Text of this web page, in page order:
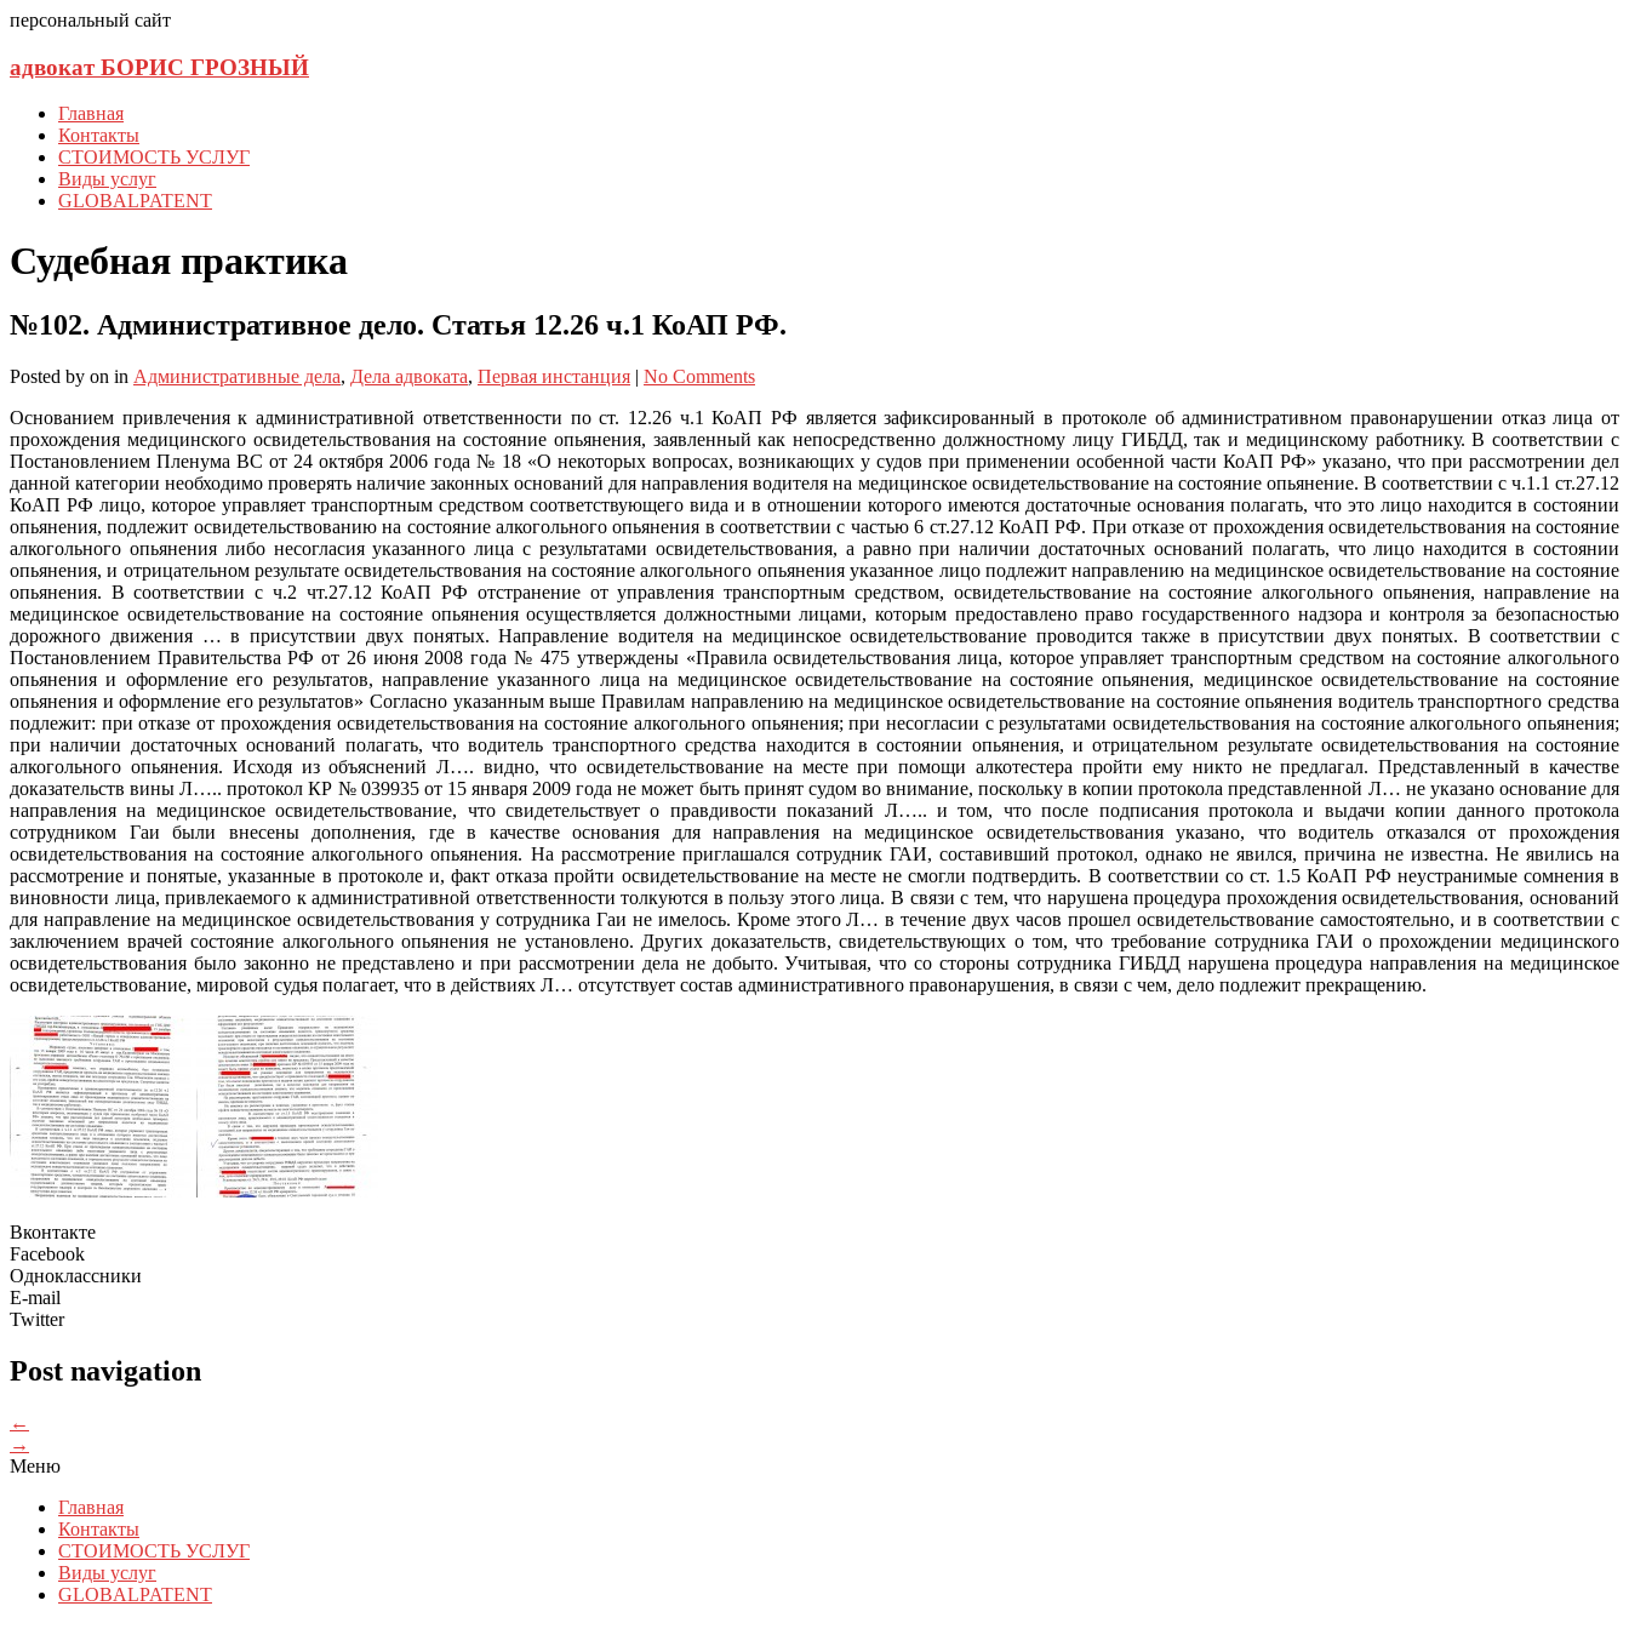
персональный сайт
адвокат БОРИС ГРОЗНЫЙ
Главная
Контакты
СТОИМОСТЬ УСЛУГ
Виды услуг
GLOBALPATENT
Судебная практика
№102. Административное дело. Статья 12.26 ч.1 КоАП РФ.
Posted by on in Административные дела, Дела адвоката, Первая инстанция | No Comments
Основанием привлечения к административной ответственности по ст. 12.26 ч.1 КоАП РФ является зафиксированный в протоколе об административном правонарушении отказ лица от
прохождения медицинского освидетельствования на состояние опьянения, заявленный как непосредственно должностному лицу ГИБДД, так и медицинскому работнику. В соответствии с
Постановлением Пленума ВС от 24 октября 2006 года № 18 «О некоторых вопросах, возникающих у судов при применении особенной части КоАП РФ» указано, что при рассмотрении дел
данной категории необходимо проверять наличие законных оснований для направления водителя на медицинское освидетельствование на состояние опьянение. В соответствии с ч.1.1 ст.27.12
КоАП РФ лицо, которое управляет транспортным средством соответствующего вида и в отношении которого имеются достаточные основания полагать, что это лицо находится в состоянии
опьянения, подлежит освидетельствованию на состояние алкогольного опьянения в соответствии с частью 6 ст.27.12 КоАП РФ. При отказе от прохождения освидетельствования на состояние
алкогольного опьянения либо несогласия указанного лица с результатами освидетельствования, а равно при наличии достаточных оснований полагать, что лицо находится в состоянии
опьянения, и отрицательном результате освидетельствования на состояние алкогольного опьянения указанное лицо подлежит направлению на медицинское освидетельствование на состояние
опьянения. В соответствии с ч.2 чт.27.12 КоАП РФ отстранение от управления транспортным средством, освидетельствование на состояние алкогольного опьянения, направление на
медицинское освидетельствование на состояние опьянения осуществляется должностными лицами, которым предоставлено право государственного надзора и контроля за безопасностью
дорожного движения … в присутствии двух понятых. Направление водителя на медицинское освидетельствование проводится также в присутствии двух понятых. В соответствии с
Постановлением Правительства РФ от 26 июня 2008 года № 475 утверждены «Правила освидетельствования лица, которое управляет транспортным средством на состояние алкогольного
опьянения и оформление его результатов, направление указанного лица на медицинское освидетельствование на состояние опьянения, медицинское освидетельствование на состояние
опьянения и оформление его результатов» Согласно указанным выше Правилам направлению на медицинское освидетельствование на состояние опьянения водитель транспортного средства
подлежит: при отказе от прохождения освидетельствования на состояние алкогольного опьянения; при несогласии с результатами освидетельствования на состояние алкогольного опьянения;
при наличии достаточных оснований полагать, что водитель транспортного средства находится в состоянии опьянения, и отрицательном результате освидетельствования на состояние
алкогольного опьянения. Исходя из объяснений Л…. видно, что освидетельствование на месте при помощи алкотестера пройти ему никто не предлагал. Представленный в качестве
доказательств вины Л….. протокол КР № 039935 от 15 января 2009 года не может быть принят судом во внимание, поскольку в копии протокола представленной Л… не указано основание для
направления на медицинское освидетельствование, что свидетельствует о правдивости показаний Л….. и том, что после подписания протокола и выдачи копии данного протокола
сотрудником Гаи были внесены дополнения, где в качестве основания для направления на медицинское освидетельствования указано, что водитель отказался от прохождения
освидетельствования на состояние алкогольного опьянения. На рассмотрение приглашался сотрудник ГАИ, составивший протокол, однако не явился, причина не известна. Не явились на
рассмотрение и понятые, указанные в протоколе и, факт отказа пройти освидетельствование на месте не смогли подтвердить. В соответствии со ст. 1.5 КоАП РФ неустранимые сомнения в
виновности лица, привлекаемого к административной ответственности толкуются в пользу этого лица. В связи с тем, что нарушена процедура прохождения освидетельствования, оснований
для направление на медицинское освидетельствования у сотрудника Гаи не имелось. Кроме этого Л… в течение двух часов прошел освидетельствование самостоятельно, и в соответствии с
заключением врачей состояние алкогольного опьянения не установлено. Других доказательств, свидетельствующих о том, что требование сотрудника ГАИ о прохождении медицинского
освидетельствования было законно не представлено и при рассмотрении дела не добыто. Учитывая, что со стороны сотрудника ГИБДД нарушена процедура направления на медицинское
освидетельствование, мировой судья полагает, что в действиях Л… отсутствует состав административного правонарушения, в связи с чем, дело подлежит прекращению.
Вконтакте
Facebook
Одноклассники
E-mail
Twitter
Post navigation
←
→
Меню
Главная
Контакты
СТОИМОСТЬ УСЛУГ
Виды услуг
GLOBALPATENT